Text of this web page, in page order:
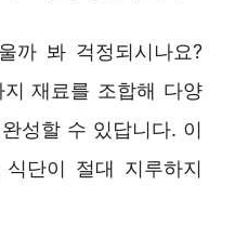
까 봐 걱정되시나요?
재료를 조합해 다양
성할 수 있답니다. 이
단이 절대 지루하지